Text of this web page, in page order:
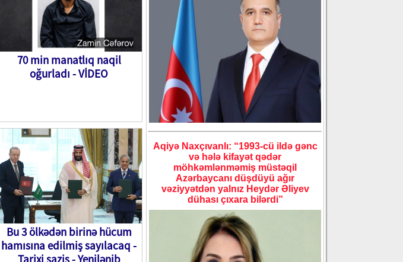
70 min manatlıq naqil
oğurladı - VİDEO
Bu 3 ölkədən birinə hücum
hamısına edilmiş sayılacaq -
Tarixi saziş - Yenilənib
Aqiyə Naxçıvanlı: “1993-cü ildə gənc
və hələ kifayət qədər
möhkəmlənməmiş müstəqil
Azərbaycanı düşdüyü ağır
vəziyyətdən yalnız Heydər Əliyev
dühası çıxara bilərdi”